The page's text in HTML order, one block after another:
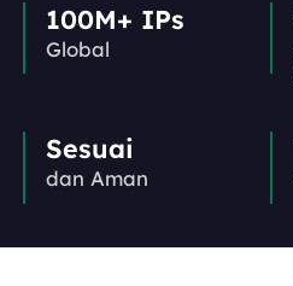
100M+ IPs
Global
Sesuai
dan Aman